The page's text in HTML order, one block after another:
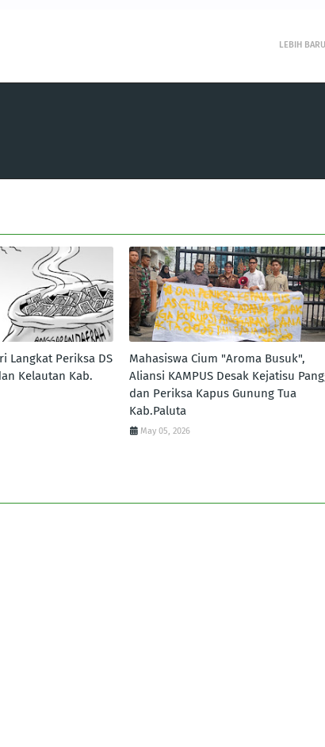
LEBIH BARU
Langkat Periksa DS
Kelautan Kab.
Mahasiswa Cium "Aroma Busuk",
Aliansi KAMPUS Desak Kejatisu
dan Periksa Kapus Gunung Tua
Kab.Paluta
May 05, 2026